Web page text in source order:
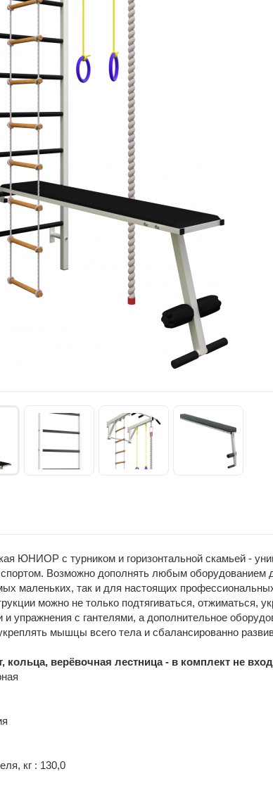
ЮНИОР с турником и горизонтальной скамьей -
спортом. Возможно дополнять любым оборудованием
маленьких, так и для настоящих
можно не только подтягиваться, отжиматься,
упражнения с гантелями, а дополнительное
мышцы всего тела и сбалансированно
кольца, верёвочная лестница - в комплект не
кг : 130,0